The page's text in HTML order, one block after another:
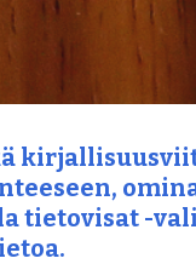
tietovisat -